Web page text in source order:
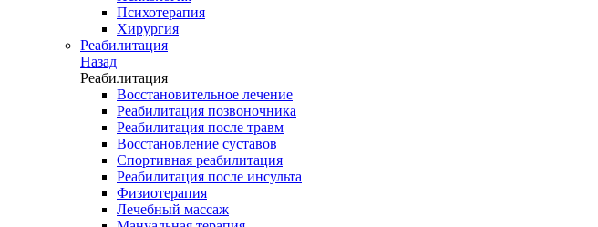
Психотерапия
Хирургия
Реабилитация
Назад
Реабилитация
Восстановительное лечение
Реабилитация позвоночника
Реабилитация после травм
Восстановление суставов
Спортивная реабилитация
Реабилитация после инсульта
Физиотерапия
Лечебный массаж